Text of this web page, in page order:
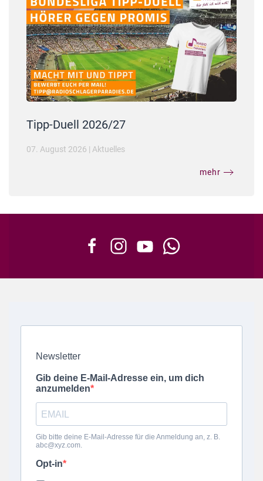
Tipp-Duell 2026/27
07. August 2026 | Aktuelles
mehr